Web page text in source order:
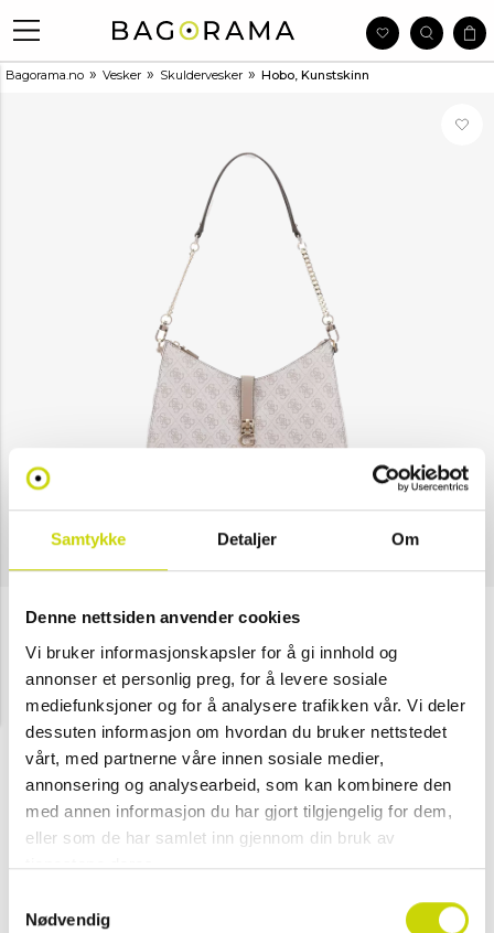
Samtykke Detaljer Om
Denne nettsiden anvender cookies
Vi bruker informasjonskapsler for å gi innhold og
annonser et personlig preg, for å levere sosiale
mediefunksjoner og for å analysere trafikken vår. Vi deler
dessuten informasjon om hvordan du bruker nettstedet
vårt, med partnerne våre innen sosiale medier,
annonsering og analysearbeid, som kan kombinere den
med annen informasjon du har gjort tilgjengelig for dem,
eller som de har samlet inn gjennom din bruk av
tjenestene deres.
Nødvendig
Bagorama.no » Vesker » Skuldervesker » Hobo, Kunstskinn
Hobo, Kunstskinn
NOK 1,699
Velg farge
- (Kun i